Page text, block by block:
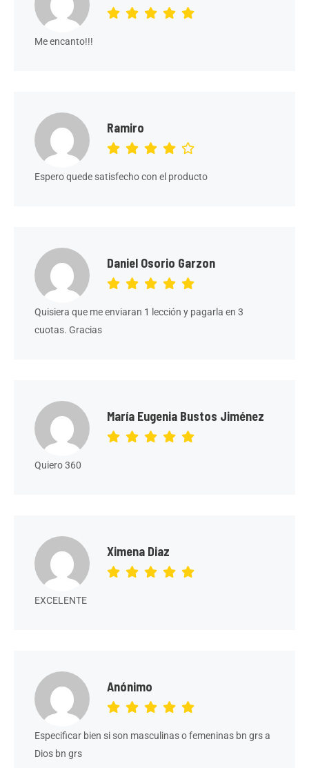
Me encanto!!!
Ramiro
Espero quede satisfecho con el producto
Daniel Osorio Garzon
Quisiera que me enviaran 1 lección y pagarla en 3
cuotas. Gracias
María Eugenia Bustos Jiménez
Quiero 360
Ximena Diaz
EXCELENTE
Anónimo
Especificar bien si son masculinas o femeninas bn grs a
Dios bn grs